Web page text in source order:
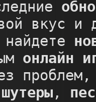
вкус и
онлайн
шутеры,